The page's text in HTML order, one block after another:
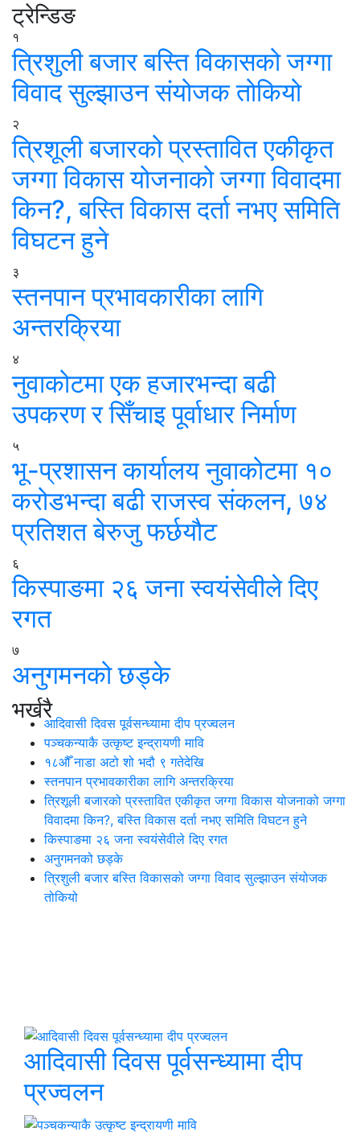
ट्रेन्डिङ
१
त्रिशुली बजार बस्ति विकासको जग्गा
विवाद सुल्झाउन संयोजक तोकियो
२
त्रिशूली बजारको प्रस्तावित एकीकृत
जग्गा विकास योजनाको जग्गा विवादमा
किन?, बस्ति विकास दर्ता नभए समिति
विघटन हुने
३
स्तनपान प्रभावकारीका लागि
अन्तरक्रिया
४
नुवाकोटमा एक हजारभन्दा बढी
उपकरण र सिँचाइ पूर्वाधार निर्माण
५
भू-प्रशासन कार्यालय नुवाकोटमा १०
करोडभन्दा बढी राजस्व संकलन, ७४
प्रतिशत बेरुजु फर्छयौट
६
किस्पाङमा २६ जना स्वयंसेवीले दिए
रगत
७
अनुगमनको छड्के
भर्खरैआदिवासी दिवस पूर्वसन्ध्यामा दीप प्रज्वलन
पञ्चकन्याकै उत्कृष्ट इन्द्रायणी मावि
१८औँ नाडा अटो शो भदौ ९ गतेदेखि
स्तनपान प्रभावकारीका लागि अन्तरक्रिया
त्रिशूली बजारको प्रस्तावित एकीकृत जग्गा विकास योजनाको जग्गा
विवादमा किन?, बस्ति विकास दर्ता नभए समिति विघटन हुने
किस्पाङमा २६ जना स्वयंसेवीले दिए रगत
अनुगमनको छड्के
त्रिशुली बजार बस्ति विकासको जग्गा विवाद सुल्झाउन संयोजक
तोकियो
आदिवासी दिवस पूर्वसन्ध्यामा दीप
प्रज्वलन